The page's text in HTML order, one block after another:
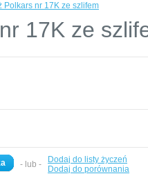
Polkars nr 17K ze szlifem
17K ze
- lub -
Dodaj do listy życzeń
Dodaj do porównania